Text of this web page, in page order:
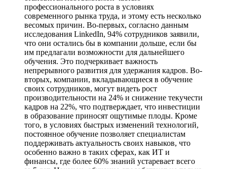
профессионального роста в условиях
современного рынка труда, и этому есть несколько
весомых причин. Во-первых, согласно данным
исследования LinkedIn, 94% сотрудников заявили,
что они остались бы в компании дольше, если бы
им предлагали возможности для дальнейшего
обучения. Это подчеркивает важность
непрерывного развития для удержания кадров. Во-
вторых, компании, вкладывающиеся в обучение
своих сотрудников, могут видеть рост
производительности на 24% и снижение текучести
кадров на 22%, что подтверждает, что инвестиции
в образование приносят ощутимые плоды. Кроме
того, в условиях быстрых изменений технологий,
постоянное обучение позволяет специалистам
поддерживать актуальность своих навыков, что
особенно важно в таких сферах, как ИТ и
финансы, где более 60% знаний устаревает всего